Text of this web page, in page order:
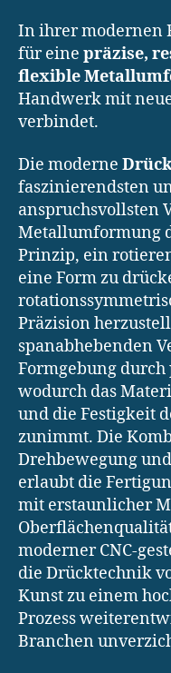
In ihrer modernen
für eine präzise,
flexible
Handwerk mit
verbindet.
Die moderne
faszinierendsten
anspruchsvollsten
Metallumformung
Prinzip, ein
eine Form zu
Präzision
spanabhebenden
Formgebung
wodurch das
und die Festigkeit
zunimmt. Die
Drehbewegung
erlaubt die
mit erstaunlicher
moderner CNC-
die Drücktechnik
Kunst zu einem
Prozess
Branchen